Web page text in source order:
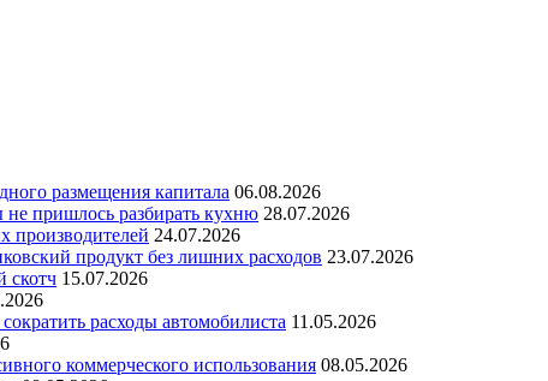
размещения капитала 06.08.2026
пришлось разбирать кухню 28.07.2026
производителей 24.07.2026
продукт без лишних расходов 23.07.2026
скотч 15.07.2026
расходы автомобилиста 11.05.2026
коммерческого использования 08.05.2026